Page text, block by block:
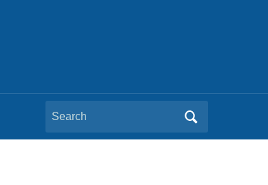
Search
for: